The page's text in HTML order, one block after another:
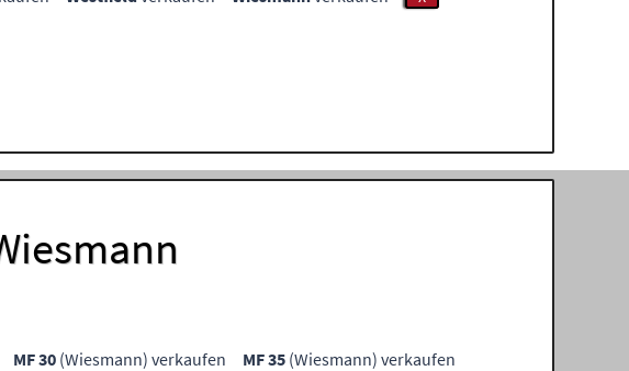
MF 30 (Wiesmann) verkaufen MF 35 (Wiesmann) verkaufen